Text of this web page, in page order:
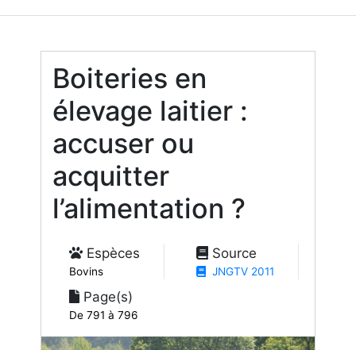
Boiteries en
élevage laitier :
accuser ou
acquitter
l’alimentation ?
Espèces
Bovins
Source
JNGTV 2011
Page(s)
De 791 à 796